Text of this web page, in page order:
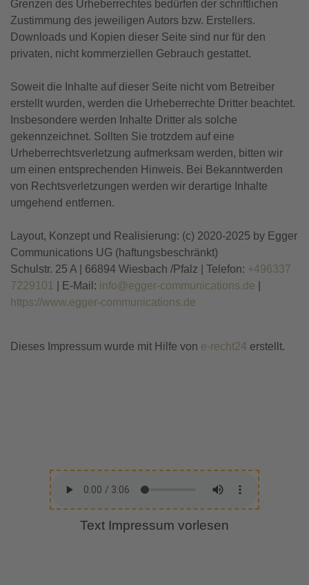
Grenzen des Urheberrechtes bedürfen der schriftlichen
Zustimmung des jeweiligen Autors bzw. Erstellers.
Downloads und Kopien dieser Seite sind nur für den
privaten, nicht kommerziellen Gebrauch gestattet.
Soweit die Inhalte auf dieser Seite nicht vom Betreiber
erstellt wurden, werden die Urheberrechte Dritter beachtet.
Insbesondere werden Inhalte Dritter als solche
gekennzeichnet. Sollten Sie trotzdem auf eine
Urheberrechtsverletzung aufmerksam werden, bitten wir
um einen entsprechenden Hinweis. Bei Bekanntwerden
von Rechtsverletzungen werden wir derartige Inhalte
umgehend entfernen.
Layout, Konzept und Realisierung: (c) 2020-2025 by Egger
Communications UG (haftungsbeschränkt)
Schulstr. 25 A | 66894 Wiesbach /Pfalz | Telefon: +496337
7229101
| E-Mail: info@egger-communications.de
https://www.egger-communications.de
Dieses Impressum wurde mit Hilfe von e-recht24 erstellt.
Text Impressum vorlesen